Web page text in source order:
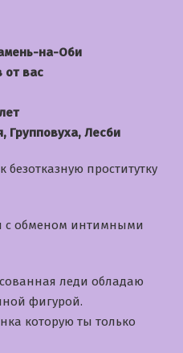
на-Оби
от вас
Групповуха, Лесби
проститутку
с обменом интимными
леди обладаю
фигурой.
которую ты только